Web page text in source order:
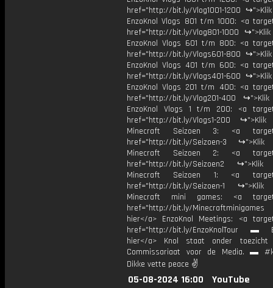
href="http://bit.ly/Vlog1001-1200
EnzoKnol Vlogs 801 t/m 1000: <a
href="http://bit.ly/Vlog801-1000
EnzoKnol Vlogs 601 t/m 800: <a
href="http://bit.ly/Vlogs601-800
EnzoKnol Vlogs 401 t/m 600: <a
href="http://bit.ly/Vlogs401-600
EnzoKnol Vlogs 201 t/m 400: <a
href="http://bit.ly/Vlog201-400
EnzoKnol Vlogs 1 t/m 200: <a
href="http://bit.ly/Vlogs1-200
Minecraft Seizoen 3: <a
href="http://bit.ly/Seizoen-3 ↪">Klik
Minecraft Seizoen 2: <a
href="http://bit.ly/Seizoen2 ↪">Klik
Minecraft Seizoen 1: <a
href="http://bit.ly/Seizoen-1 ↪">Klik
Minecraft mini games: <a
href="http://bit.ly/
hier</a> EnzoKnol Meetings: <a
href="http://bit.ly/EnzoKnolTour ▬
hier</a> Knol staat onder
Commissariaat voor de Media. ▬
Dikke vette peace ✌
05-08-2024 16:00
YouTube